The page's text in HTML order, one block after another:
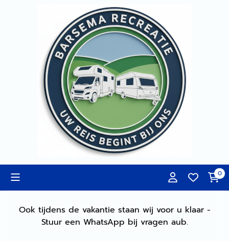
Cookievoorkeuren zijn momenteel gesloten.
0
Ook tijdens de vakantie staan wij voor u klaar -
Stuur een WhatsApp bij vragen aub.